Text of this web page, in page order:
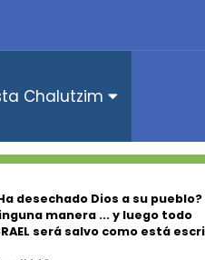
Chalutzim
desechado Dios a su pueblo?
manera ... y luego todo
será salvo como está